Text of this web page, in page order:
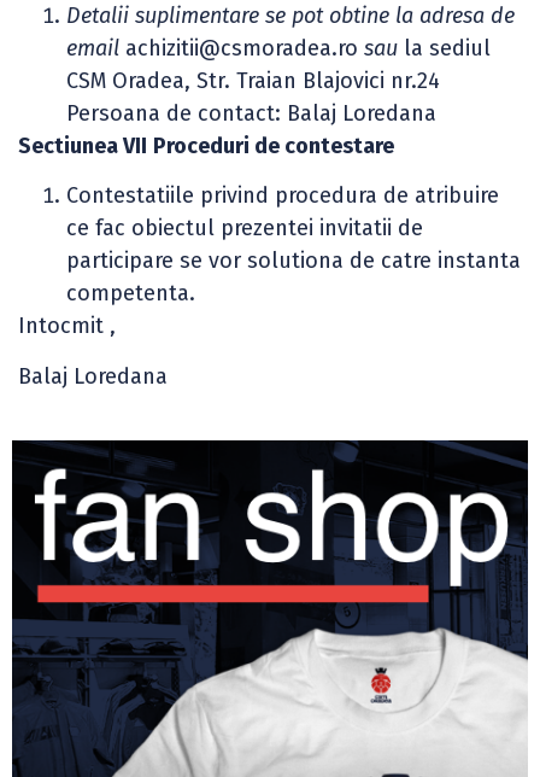
Detalii suplimentare se pot obtine la adresa de
email achizitii@csmoradea.ro sau la sediul
CSM Oradea, Str. Traian Blajovici nr.24
Persoana de contact: Balaj Loredana
Sectiunea VII Proceduri de contestare
Contestatiile privind procedura de atribuire
ce fac obiectul prezentei invitatii de
participare se vor solutiona de catre instanta
competenta.
Intocmit ,
Balaj Loredana